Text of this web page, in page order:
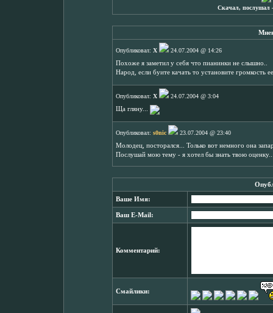
Скачал, послушал
Опубликовал: X
24.07.2004 @ 14:26
Похоже я заметил у себя что пианинки не слышно..
Народ, если буите качать то установите громкость
Опубликовал: X
24.07.2004 @ 3:04
Ща гляну...
Опубликовал: s0nic
23.07.2004 @ 23:40
Молодец, посторался... Только вот немного она
Послушай мою тему - я хотел бы знать твою
Ваше Имя:
Ваш E-Mail:
Комментарий:
Смайлики: